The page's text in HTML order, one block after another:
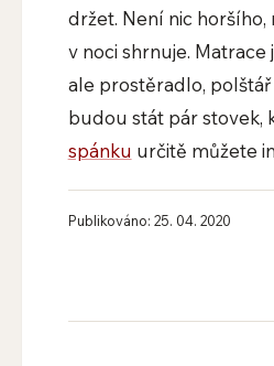
držet. Není nic horšího,
v noci shrnuje. Matrace
ale prostěradlo, polštář
budou stát pár stovek,
spánku určitě můžete
Publikováno: 25. 04. 2020